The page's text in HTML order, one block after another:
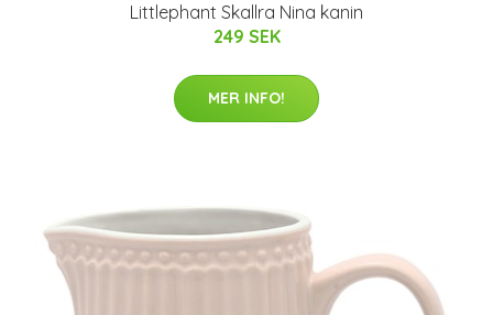
Littlephant Skallra Nina kanin
249 SEK
MER INFO!